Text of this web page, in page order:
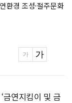
환경 조성·절주문화
금연지킴이 및 금